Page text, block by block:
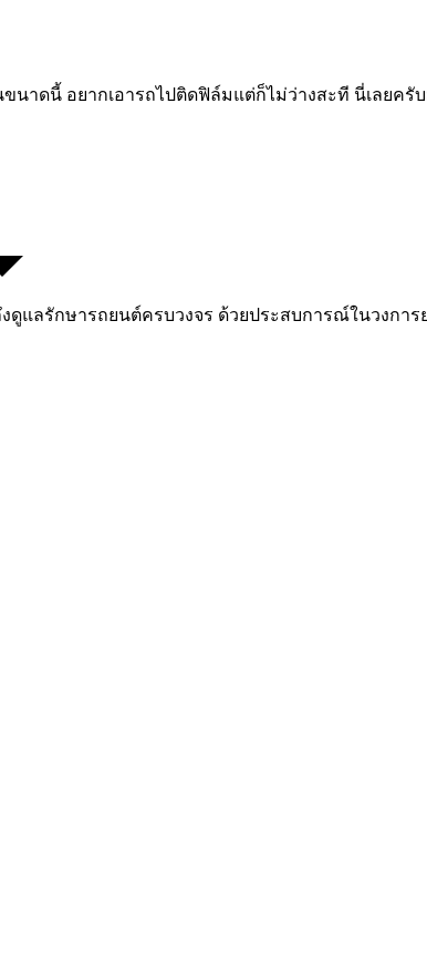
าดนี้ อยากเอารถไปติดฟิล์มแต่ก็ไม่ว่างสะที นี่เลยค
แลรักษารถยนต์ครบวงจร ด้วยประสบการณ์ในวงการ